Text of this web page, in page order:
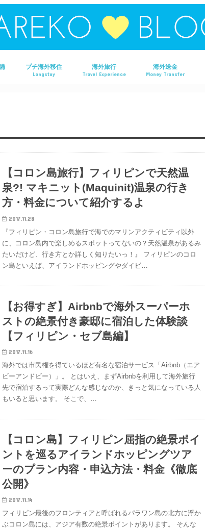
プチ海外移住
Longstay
海外旅行
Travel Experience
海外送金
Money Transfer
【コロン島旅行】フィリピンで天然温
泉?! マキニット(Maquinit)温泉の行き
方・料金について紹介するよ
2017.11.28
『フィリピン・コロン島旅行で海でのマリンアクティビティ以外
に、コロン島内で楽しめるスポットってないの？天然温泉があるみ
たいだけど、行き方とか詳しく知りたいっ！』 フィリピンのコロ
ン島といえば、アイランドホッピングやダイビ…
【お得すぎ】Airbnbで海外スーパーホ
ストの絶景付き豪邸に宿泊した体験談
【フィリピン・セブ島編】
2017.11.16
海外では市民権を得ているほど有名な宿泊サービス「Airbnb（エア
ビーアンドビー）」。 とはいえ、まずAirbnbを利用して海外旅行
先で宿泊するって実際どんな感じなのか、きっと気になっている人
もいると思います。 そこで、…
【コロン島】フィリピン屈指の絶景ポイ
ントを巡るアイランドホッピングツア
ーのプラン内容・申込方法・料金《徹底
公開》
2017.11.14
フィリピン最後のフロンティアと呼ばれるパラワン島の北方に浮か
ぶコロン島には、アジア有数の絶景ポイントがあります。 そんな